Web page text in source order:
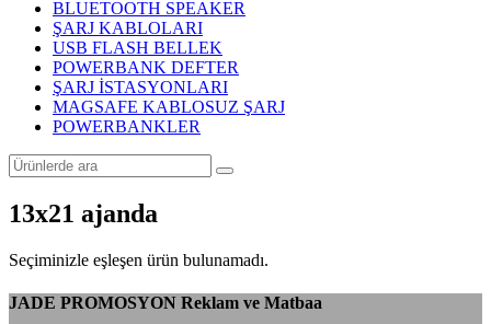
BLUETOOTH SPEAKER
ŞARJ KABLOLARI
USB FLASH BELLEK
POWERBANK DEFTER
ŞARJ İSTASYONLARI
MAGSAFE KABLOSUZ ŞARJ
POWERBANKLER
13x21 ajanda
Seçiminizle eşleşen ürün bulunamadı.
JADE PROMOSYON Reklam ve Matbaa